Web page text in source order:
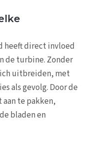
heeft direct invloed
de turbine. Zonder
uitbreiden, met
als gevolg. Door de
te pakken,
bladen en